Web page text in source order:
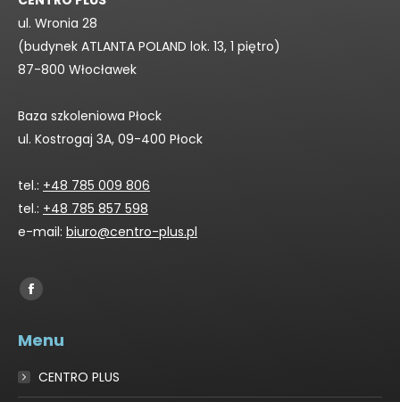
ul. Wronia 28
(budynek ATLANTA POLAND lok. 13, 1 piętro)
87-800 Włocławek
Baza szkoleniowa Płock
ul. Kostrogaj 3A, 09-400 Płock
tel.: +48 785 009 806
tel.: +48 785 857 598
e-mail: biuro@centro-plus.pl
Find us on:
Facebook
opens
in
Menu
CENTRO PLUS